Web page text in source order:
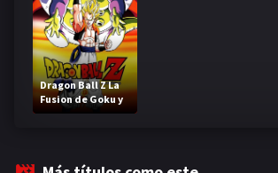
Dragon Ball Z La
Fusion de Goku y
Vegeta